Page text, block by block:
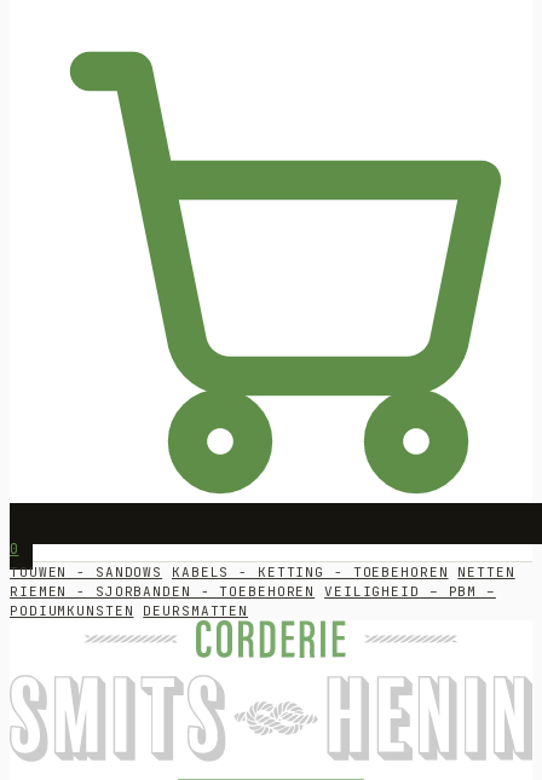
0
TOUWEN - SANDOWS KABELS - KETTING - TOEBEHOREN
NETTEN
RIEMEN - SJORBANDEN - TOEBEHOREN
VEILIGHEID – PBM –
PODIUMKUNSTEN
DEURSMATTEN